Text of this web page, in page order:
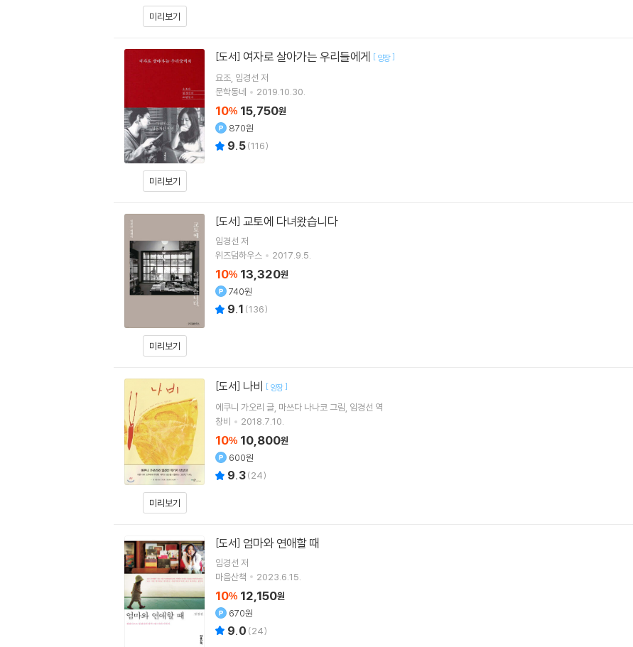
미리보기
미리보기
[도서] 여자로 살아가는 우리들에게 [ 양장]
요조 임경선 저
문학동네
2019.10.30.
10% 15,750원
870원
9.5(116)
미리보기
[도서] 교토에 다녀왔습니다
임경선 저
위즈덤하우스
2017.9.5.
10% 13,320원
740원
9.1 (136)
미리보기
[도서] 나비 [ 양장]
에쿠니 가오리 글 마쓰다 나나코 그림 임경선 역
창비
2018.7.10.
10% 10,800원
600원
9.3(24)
[도서] 엄마와 연애할 때
임경선 저
마음산책
2023.6.15.
10% 12,150원
670원
9.0 (24)